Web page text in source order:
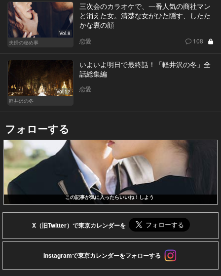
Vol.8
夫婦の秘め事
三次会のカラオケで、一番人気の商社マン
と消えた女。清楚な女がひた隠す、したた
かな裏の顔
恋愛 108
Vol.12
軽井沢の冬
いよいよ明日で最終話！「軽井沢の冬」全
話総集編
恋愛
フォローする
この記事が気に入ったらいいね！しよう
X（旧Twitter）で東京カレンダーを
Instagramで東京カレンダーをフォローする